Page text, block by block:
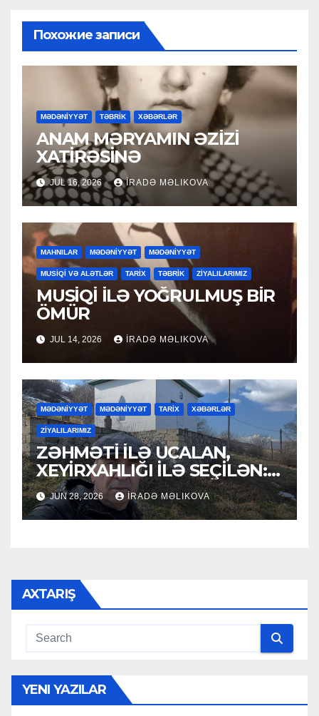
Похожие записи
MƏDƏNİYYƏT TƏBRİK XƏBƏRLƏR
ANAM MƏRYAMIN ƏZİZİ
XATİRƏSİNƏ
JUL 16, 2026 İRADƏ MƏLIKOVA
MAHNILAR MƏDƏNİYYƏT MƏDƏNİYYƏT
MUSİQİ VƏ ALƏTLƏR TARİX TƏBRİK ZİYALILARIMIZ
MUSİQİ İLƏ YOĞRULMUŞ BİR
ÖMÜR
JUL 14, 2026 İRADƏ MƏLIKOVA
MƏDƏNİYYƏT MƏDƏNİYYƏT TARİX XƏBƏRLƏR
ZİYALILARIMIZ
ZƏHMƏTİ İLƏ UCALAN,
XEYİRXAHLIĞI İLƏ SEÇİLƏN:
HACI RAMAZAN QULİYEV
JUN 28, 2026 İRADƏ MƏLIKOVA
AXTARIŞ
YENI YAZILAR